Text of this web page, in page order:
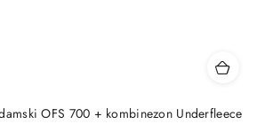
OFS 700 + kombinezon Underfleece